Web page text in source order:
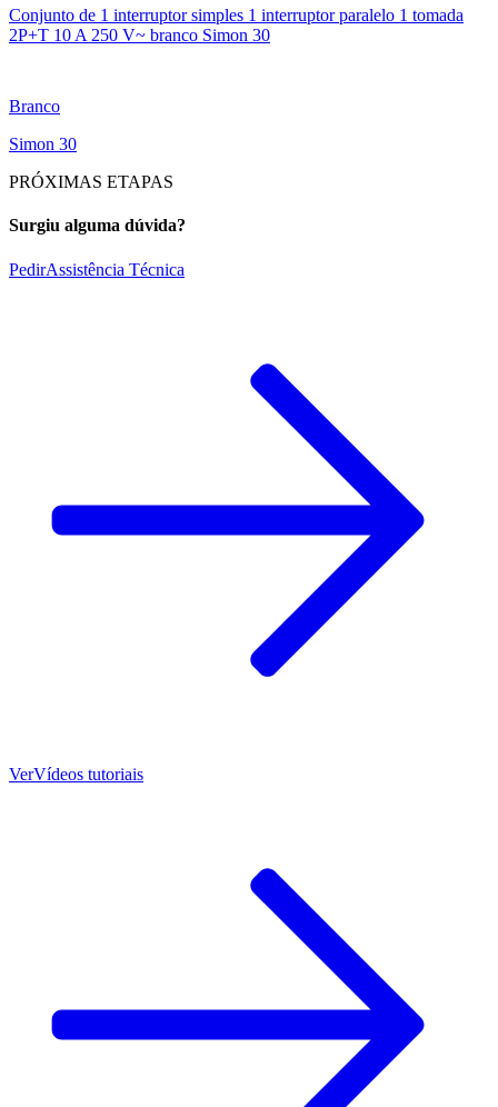
Conjunto de 1 interruptor simples 1 interruptor paralelo 1 tomada
2P+T 10 A 250 V~ branco Simon 30
Branco
Simon 30
PRÓXIMAS ETAPAS
Surgiu alguma dúvida?
PedirAssistência Técnica
VerVídeos tutoriais